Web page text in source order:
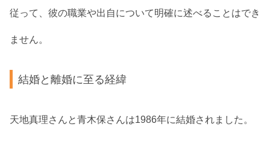
従って、彼の職業や出自について明確に述べることはでき
ません。
結婚と離婚に至る経緯
天地真理さんと青木保さんは1986年に結婚されました。